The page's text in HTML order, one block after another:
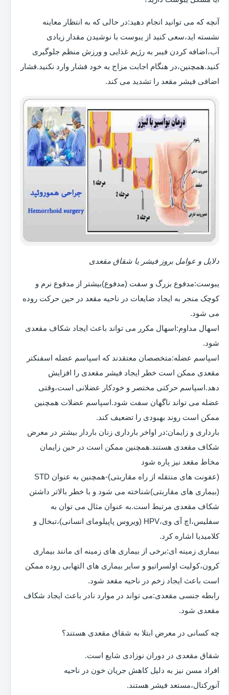
آنچه که می توانید انجام دهید:در حالی که به انتظار معاینه
نشسته اید،سعی کنید از یبوست با نوشیدن مقدار زیادی
آب،اضافه کردن فیبر به رژیم غذایی و ورزش منظم جلوگیری
کنید.همچنین،در هنگام اجابت مزاج به خود فشار وارد نکنید.فشار
اضافی فیشر مقعد را تشدید می کند.
دلایل و عوامل بروز فیشر یا شقاق مقعدی
یبوست:مدفوع بزرگ و سفت (مدفوع)بیشتر از مدفوع نرم و
کوچک منجر به ایجاد ضایعات در ناحیه مقعد در حین حرکت روده
می شود.
اسهال مداوم:اسهال مکرر می تواند باعث ایجاد شکاف مقعدی
شود.
اسپاسم عضله:متخصصان معتقدند که اسپاسم عضله اسفنکتر
مقعدی ممکن است خطر ایجاد فیشر مقعدی را افزایش
دهد.اسپاسم حرکتی مختصر و خودکار عضلانی است،وقتی
عضله می تواند ناگهان سفت شود.اسپاسم عضلات همچنین
ممکن است روند بهبودی را تضعیف کند.
بارداری و زایمان:در اواخر بارداری زنان باردار بیشتر در معرض
شکاف مقعدی هستند.همچنین ممکن است در حین زایمان
مخاط مقعد نیز پاره شود
(عفونت های منتقله از راه مقاربتی)-همچنین به عنوان STD
(بیماری های مقاربتی)شناخته می شود و با خطر بالاتر داشتن
شکاف مقعدی مرتبط است.به عنوان مثال می توان به
سفلیس،اچ آی وی،HPV (ویروس پاپیلومای انسانی)،تبخال و
کلامیدیا اشاره کرد.
بیماری زمینه ای:برخی از بیماری های زمینه ای مانند بیماری
کرون،کولیت اولسراتیو و سایر بیماری های التهابی روده ممکن
است باعث ایجاد زخم در ناحیه مقعد شود.
رابطه جنسی مقعدی:می تواند در موارد نادر باعث ایجاد شکاف
مقعدی شود.
چه کسانی در معرض ابتلا به شقاق مقعدی هستند؟
شقاق مقعدی در دوران نوزادی شایع است.
افراد مسن نیز به دلیل کاهش جریان خون در ناحیه
آنورکتال،مستعد فیشر هستند.